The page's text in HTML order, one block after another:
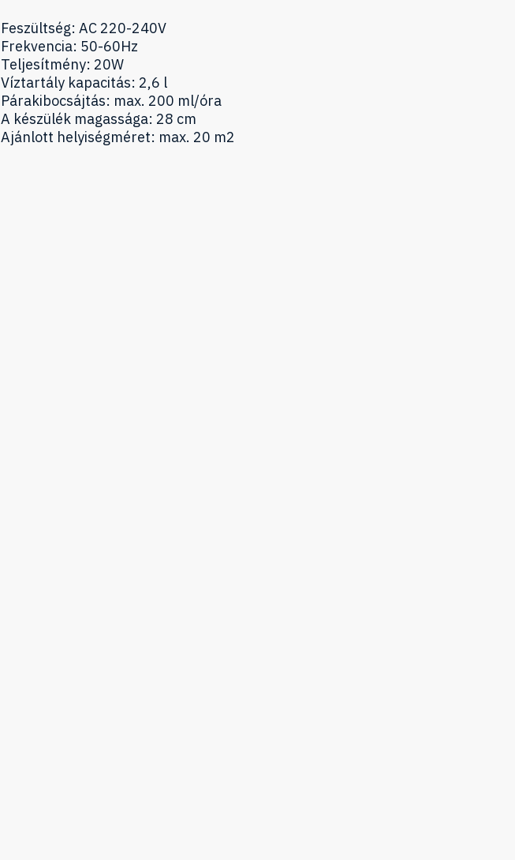
Feszültség: AC 220-240V
Frekvencia: 50-60Hz
Teljesítmény: 20W
Víztartály kapacitás: 2,6 l
Párakibocsájtás: max. 200 ml/óra
A készülék magassága: 28 cm
Ajánlott helyiségméret: max. 20 m2